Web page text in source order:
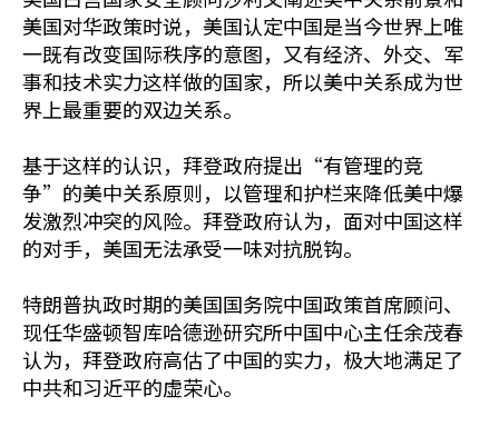
美国对华政策时说，美国认定中国是当今世界上唯
一既有改变国际秩序的意图，又有经济、外交、军
事和技术实力这样做的国家，所以美中关系成为世
界上最重要的双边关系。
基于这样的认识，拜登政府提出“有管理的竞
争”的美中关系原则，以管理和护栏来降低美中爆
发激烈冲突的风险。拜登政府认为，面对中国这样
的对手，美国无法承受一味对抗脱钩。
特朗普执政时期的美国国务院中国政策首席顾问、
现任华盛顿智库哈德逊研究所中国中心主任余茂春
认为，拜登政府高估了中国的实力，极大地满足了
中共和习近平的虚荣心。